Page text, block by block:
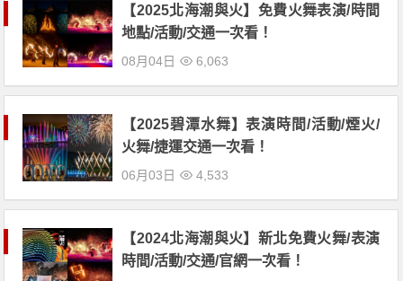
【2025北海潮與火】免費火舞表演/時間
地點/活動/交通一次看！
08月04日 6,063
【2025碧潭水舞】表演時間/活動/煙火/
火舞/捷運交通一次看！
06月03日 4,533
【2024北海潮與火】新北免費火舞/表演
時間/活動/交通/官網一次看！